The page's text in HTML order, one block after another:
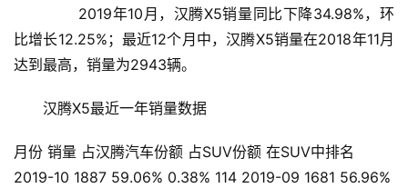
2019年10月，汉腾X5销量同比下降34.98%，环
比增长12.25%；最近12个月中，汉腾X5销量在2018年11月
达到最高，销量为2943辆。
汉腾X5最近一年销量数据
月份 销量 占汉腾汽车份额 占SUV份额 在SUV中排名
2019-10 1887 59.06% 0.38% 114 2019-09 1681 56.96%